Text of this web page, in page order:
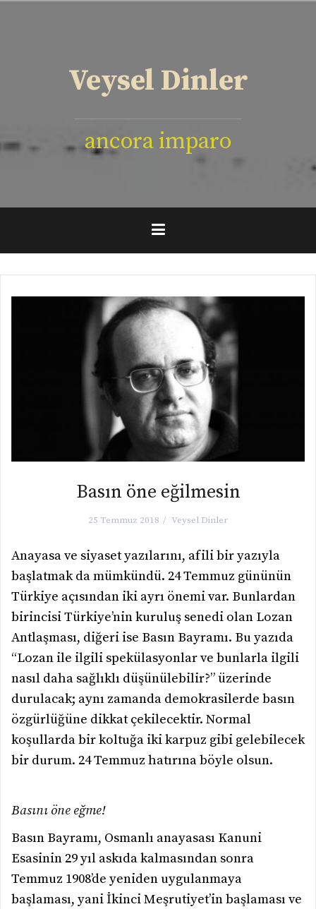
Veysel Dinler
ancora imparo
Basın öne eğilmesin
25 Temmuz 2018 Veysel Dinler
Anayasa ve siyaset yazılarını, afili bir yazıyla
başlatmak da mümkündü. 24 Temmuz gününün
Türkiye açısından iki ayrı önemi var. Bunlardan
birincisi Türkiye’nin kuruluş senedi olan Lozan
Antlaşması, diğeri ise Basın Bayramı. Bu yazıda
“Lozan ile ilgili spekülasyonlar ve bunlarla ilgili
nasıl daha sağlıklı düşünülebilir?” üzerinde
durulacak; aynı zamanda demokrasilerde basın
özgürlüğüne dikkat çekilecektir. Normal
koşullarda bir koltuğa iki karpuz gibi gelebilecek
bir durum. 24 Temmuz hatırına böyle olsun.
Basını öne eğme!
Basın Bayramı, Osmanlı anayasası Kanuni
Esasinin 29 yıl askıda kalmasından sonra
Temmuz 1908’de yeniden uygulanmaya
başlaması, yani İkinci Meşrutiyet’in başlaması ve